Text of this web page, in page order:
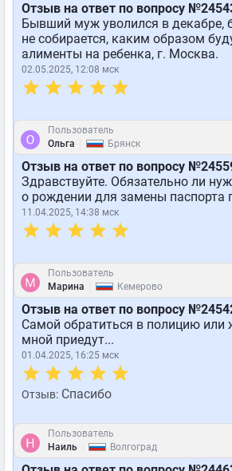
Отзыв на ответ по вопросу
Бывший муж уволился в декабре,
не собирается, каким образом
алименты на ребенка, г. Москва.
02.05.2025, 12:08 мск
Пользователь
Ольга
Брянск
Отзыв на ответ по вопросу
Здравствуйте. Обязательно ли
о рождении для замены паспорта
11.04.2025, 14:38 мск
Пользователь
Марина
Кемерово
Отзыв на ответ по вопросу
Самой обратиться в полицию или
мной приедут...
01.04.2025, 16:25 мск
Отзыв: Спасибо
Пользователь
Наиль
Волгоград